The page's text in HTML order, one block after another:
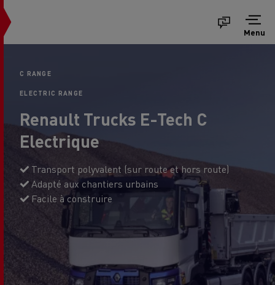
Menu
C RANGE
ELECTRIC RANGE
Renault Trucks E-Tech C
Electrique
Transport polyvalent (sur route et hors route)
Adapté aux chantiers urbains
Facile à construire